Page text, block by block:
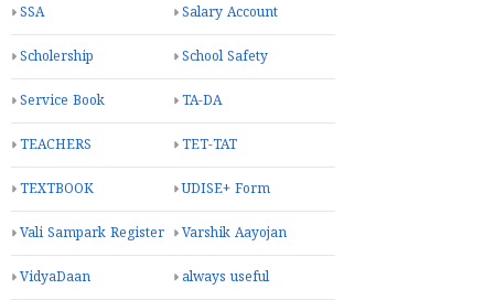
SSA Salary Account
Scholership School Safety
Service Book TA-DA
TEACHERS TET-TAT
TEXTBOOK UDISE+ Form
Vali Sampark Register Varshik Aayojan
VidyaDaan always useful